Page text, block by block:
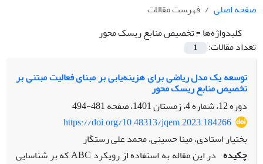
صفحه اصلی
فهرست مقالات
کلیدواژه‌ها =تخصیص منابع ریسک محور
تعداد مقالات:
1
توسعه یک مدل ریاضی برای هزینه‌یابی بر مبنای فعالیت مبتنی بر
تخصیص منابع ریسک محور
دوره 12، شماره 4، زمستان 1401، صفحه
481-494
https://doi.org/10.48313/jqem.2023.184266
بختیار استادی، مینا حسینی، محمد علی رستگار
چکیده
در این مقاله به استفاده از رویکرد ABC که بر شناسایی